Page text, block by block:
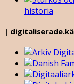
historia
|